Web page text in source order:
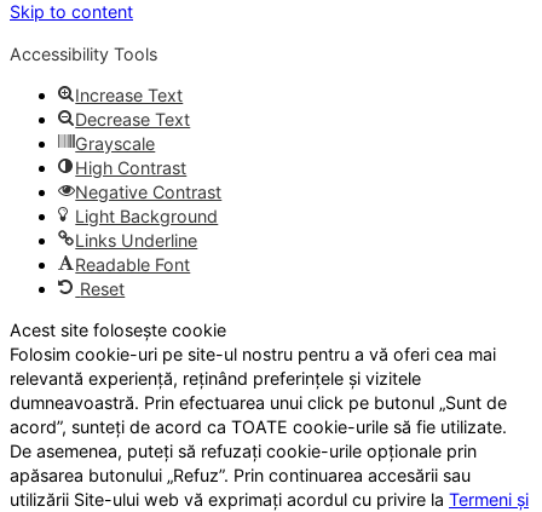
Skip to content
Accessibility Tools
Increase Text
Decrease Text
Grayscale
High Contrast
Negative Contrast
Light Background
Links Underline
Readable Font
Reset
Acest site folosește cookie
Folosim cookie-uri pe site-ul nostru pentru a vă oferi cea mai
relevantă experiență, reținând preferințele și vizitele
dumneavoastră. Prin efectuarea unui click pe butonul „Sunt de
acord”, sunteți de acord ca TOATE cookie-urile să fie utilizate.
De asemenea, puteți să refuzați cookie-urile opționale prin
apăsarea butonului „Refuz”. Prin continuarea accesării sau
utilizării Site-ului web vă exprimați acordul cu privire la Termeni și